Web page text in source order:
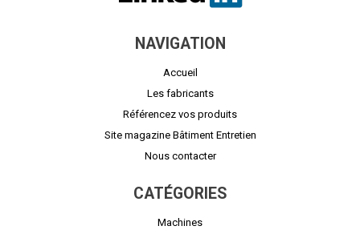
NAVIGATION
Accueil
Les fabricants
Référencez vos produits
Site magazine Bâtiment Entretien
Nous contacter
CATÉGORIES
Machines